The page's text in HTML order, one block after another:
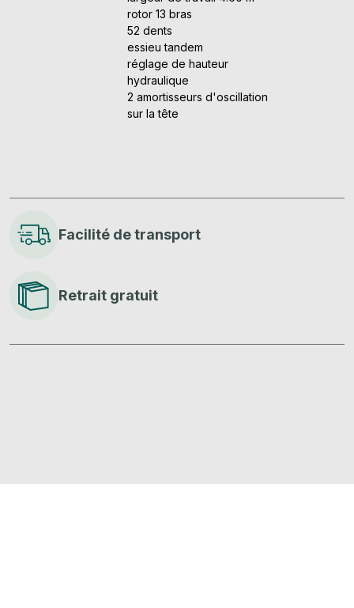
rotor 13 bras
52 dents
essieu tandem
réglage de hauteur
hydraulique
2 amortisseurs d'oscillation
sur la tête
Facilité de transport
Retrait gratuit